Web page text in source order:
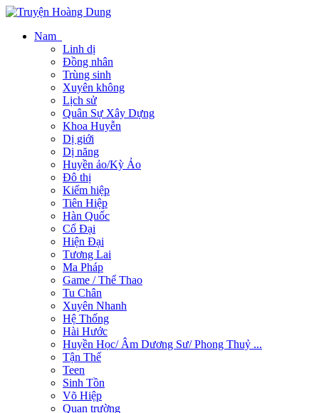
Nam
Linh dị
Đồng nhân
Trùng sinh
Xuyên không
Lịch sử
Quân Sự Xây Dựng
Khoa Huyễn
Dị giới
Dị năng
Huyền ảo/Kỳ Ảo
Đô thị
Kiếm hiệp
Tiên Hiệp
Hàn Quốc
Cổ Đại
Hiện Đại
Tương Lai
Ma Pháp
Game / Thể Thao
Tu Chân
Xuyên Nhanh
Hệ Thống
Hài Hước
Huyền Học/ Âm Dương Sư/ Phong Thuỷ ...
Tận Thế
Teen
Sinh Tồn
Võ Hiệp
Quan trường